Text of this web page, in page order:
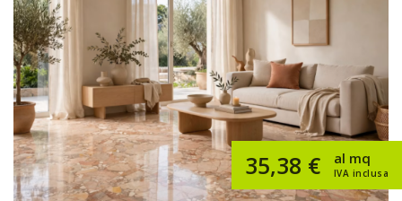
35,38 € IVA inclusa
al mq